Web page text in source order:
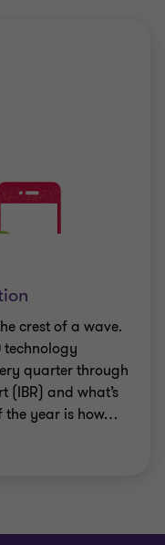
crest of a wave.
technology
quarter through
(IBR) and what’s
the year is how…